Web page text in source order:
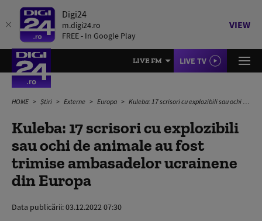
Digi24
m.digi24.ro
FREE - In Google Play
VIEW
LIVE FM LIVE TV
HOME Știri Externe Europa Kuleba: 17 scrisori cu explozibili sau ochi de animale au fost trimise ambasadelor ucrainene din Europa
Kuleba: 17 scrisori cu explozibili
sau ochi de animale au fost
trimise ambasadelor ucrainene
din Europa
Data publicării:03.12.2022 07:30